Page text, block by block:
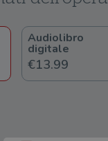
Audiolibro
digitale
€13.99